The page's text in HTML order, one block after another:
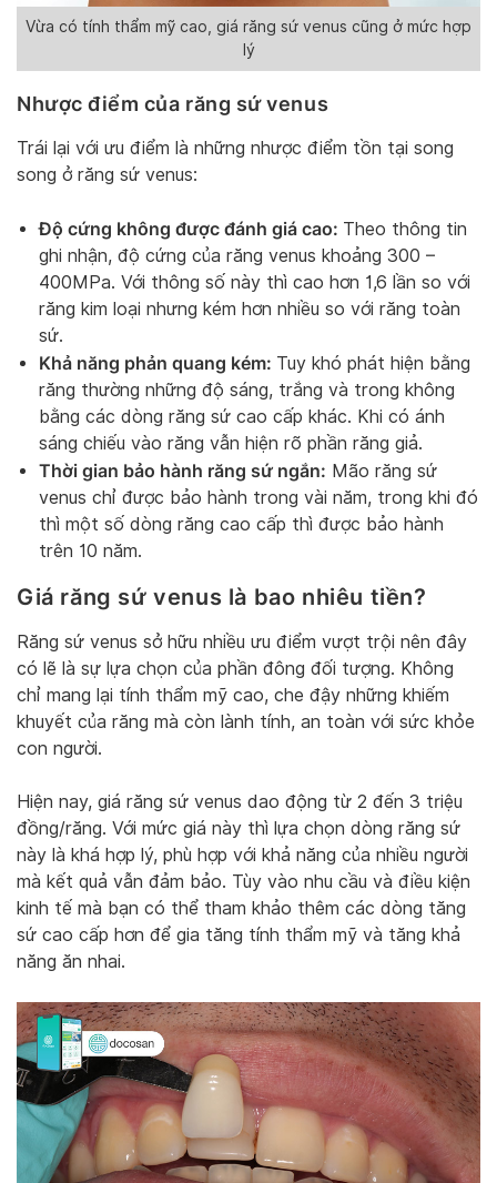
Vừa có tính thẩm mỹ cao, giá răng sứ venus cũng ở mức hợp
lý
Nhược điểm của răng sứ venus
Trái lại với ưu điểm là những nhược điểm tồn tại song
song ở răng sứ venus:
Độ cứng không được đánh giá cao: Theo thông tin
ghi nhận, độ cứng của răng venus khoảng 300 –
400MPa. Với thông số này thì cao hơn 1,6 lần so với
răng kim loại nhưng kém hơn nhiều so với răng toàn
sứ.
Khả năng phản quang kém: Tuy khó phát hiện bằng
răng thường những độ sáng, trắng và trong không
bằng các dòng răng sứ cao cấp khác. Khi có ánh
sáng chiếu vào răng vẫn hiện rõ phần răng giả.
Thời gian bảo hành răng sứ ngắn: Mão răng sứ
venus chỉ được bảo hành trong vài năm, trong khi đó
thì một số dòng răng cao cấp thì được bảo hành
trên 10 năm.
Giá răng sứ venus là bao nhiêu tiền?
Răng sứ venus sở hữu nhiều ưu điểm vượt trội nên đây
có lẽ là sự lựa chọn của phần đông đối tượng. Không
chỉ mang lại tính thẩm mỹ cao, che đậy những khiếm
khuyết của răng mà còn lành tính, an toàn với sức khỏe
con người.
Hiện nay, giá răng sứ venus dao động từ 2 đến 3 triệu
đồng/răng. Với mức giá này thì lựa chọn dòng răng sứ
này là khá hợp lý, phù hợp với khả năng của nhiều người
mà kết quả vẫn đảm bảo. Tùy vào nhu cầu và điều kiện
kinh tế mà bạn có thể tham khảo thêm các dòng tăng
sứ cao cấp hơn để gia tăng tính thẩm mỹ và tăng khả
năng ăn nhai.